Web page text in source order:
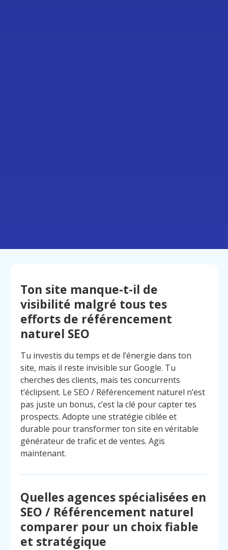
Ton site manque-t-il de
visibilité malgré tous tes
efforts de référencement
naturel SEO
Tu investis du temps et de l’énergie dans ton
site, mais il reste invisible sur Google. Tu
cherches des clients, mais tes concurrents
t’éclipsent. Le SEO / Référencement naturel n’est
pas juste un bonus, c’est la clé pour capter tes
prospects. Adopte une stratégie ciblée et
durable pour transformer ton site en véritable
générateur de trafic et de ventes. Agis
maintenant.
Quelles agences spécialisées en
SEO / Référencement naturel
comparer pour un choix fiable
et stratégique